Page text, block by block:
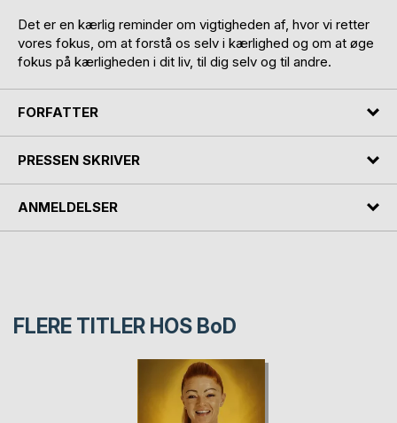
Det er en kærlig reminder om vigtigheden af, hvor vi retter
vores fokus, om at forstå os selv i kærlighed og om at øge
fokus på kærligheden i dit liv, til dig selv og til andre.
FORFATTER
PRESSEN SKRIVER
ANMELDELSER
FLERE TITLER HOS BoD